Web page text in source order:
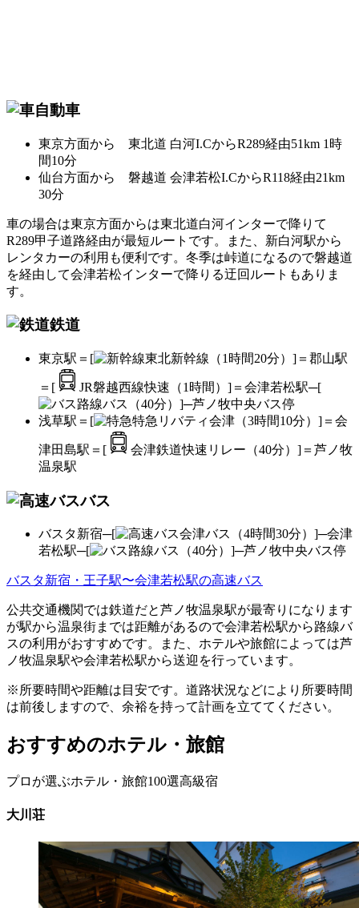
自動車
東京方面から 東北道 白河I.CからR289経由51km 1時
間10分
仙台方面から 磐越道 会津若松I.CからR118経由21km
30分
車の場合は東京方面からは東北道白河インターで降りて
R289甲子道路経由が最短ルートです。また、新白河駅から
レンタカーの利用も便利です。冬季は峠道になるので磐越道
を経由して会津若松インターで降りる迂回ルートもありま
す。
鉄道
東京駅＝[ 東北新幹線（1時間20分）]＝郡山駅
＝[
JR磐越西線快速（1時間）]＝会津若松駅─[
路線バス（40分）]─芦ノ牧中央バス停
浅草駅＝[
特急リバティ会津（3時間10分）]＝会
津田島駅＝[
会津鉄道快速リレー（40分）]＝芦ノ牧
温泉駅
バス
バスタ新宿─[
会津バス（4時間30分）]─会津
若松駅─[
路線バス（40分）]─芦ノ牧中央バス停
バスタ新宿・王子駅〜会津若松駅の高速バス
公共交通機関では鉄道だと芦ノ牧温泉駅が最寄りになります
が駅から温泉街までは距離があるので会津若松駅から路線バ
スの利用がおすすめです。また、ホテルや旅館によっては芦
ノ牧温泉駅や会津若松駅から送迎を行っています。
※所要時間や距離は目安です。道路状況などにより所要時間
は前後しますので、余裕を持って計画を立ててください。
おすすめのホテル・旅館
プロが選ぶホテル・旅館100選高級宿
大川荘